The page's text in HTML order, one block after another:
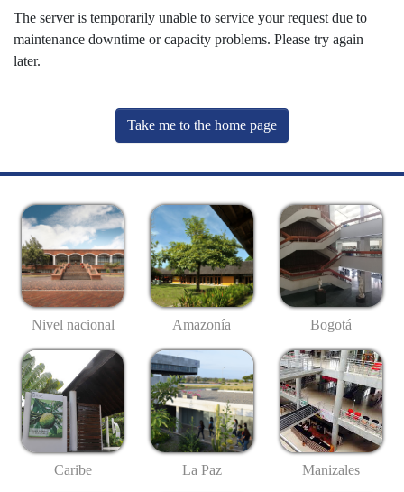
The server is temporarily unable to service your request due to
maintenance downtime or capacity problems. Please try again
later.
Take me to the home page
Nivel nacional Amazonía Bogotá
Caribe La Paz Manizales